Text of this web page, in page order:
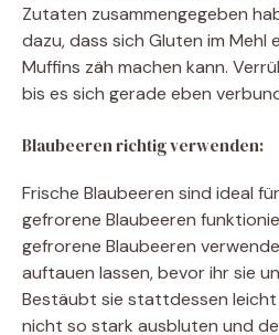
Zutaten zusammengegeben
dazu, dass sich Gluten im Mehl
Muffins zäh machen kann.
bis es sich gerade eben
Blaubeeren richtig verwenden:
Frische Blaubeeren sind ideal
gefrorene Blaubeeren
gefrorene Blaubeeren
auftauen lassen, bevor ihr sie
Bestäubt sie stattdessen leicht
nicht so stark ausbluten und